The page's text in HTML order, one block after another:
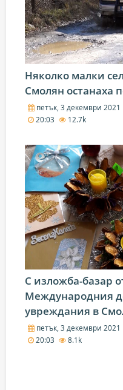
Няколко малки
Смолян останаха
петък, 3 декември 2021
20:03
12.7k
С изложба-базар
Международния
увреждания в
петък, 3 декември 2021
20:03
8.1k